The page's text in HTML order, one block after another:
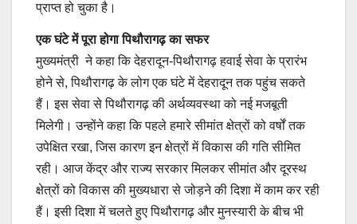
प्राप्त हो चुका है।
एक घंटे में पूरा होगा पिथौरागढ़ का सफर
मुख्यमंत्री ने कहा कि देहरादून-पिथौरागढ़ हवाई सेवा के प्रारंभ
होने से, पिथौरागढ़ के लोग एक घंटे में देहरादून तक पहुंच सकते
हैं। इस सेवा से पिथौरागढ़ की अर्थव्यवस्था को नई मजबूती
मिलेगी। उन्होंने कहा कि पहले हमारे सीमांत क्षेत्रों को वर्षों तक
उपेक्षित रखा, जिस कारण इन क्षेत्रों में विकास की गति सीमित
रही। आज केंद्र और राज्य सरकार मिलकर सीमांत और दूरस्थ
क्षेत्रों को विकास की मुख्यधारा से जोड़ने की दिशा में काम कर रही
हैं। इसी दिशा में चलते हुए पिथौरागढ़ और मुनस्यारी के बीच भी